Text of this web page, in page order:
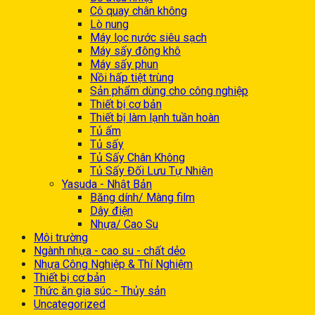
Cô quay chân không
Lò nung
Máy lọc nước siêu sạch
Máy sấy đông khô
Máy sấy phun
Nồi hấp tiệt trùng
Sản phẩm dùng cho công nghiệp
Thiết bị cơ bản
Thiết bị làm lạnh tuần hoàn
Tủ ấm
Tủ sấy
Tủ Sấy Chân Không
Tủ Sấy Đối Lưu Tự Nhiên
Yasuda - Nhật Bản
Băng dính/ Màng film
Dây điện
Nhựa/ Cao Su
Môi trường
Ngành nhựa - cao su - chất dẻo
Nhựa Công Nghiệp & Thí Nghiệm
Thiết bị cơ bản
Thức ăn gia súc - Thủy sản
Uncategorized